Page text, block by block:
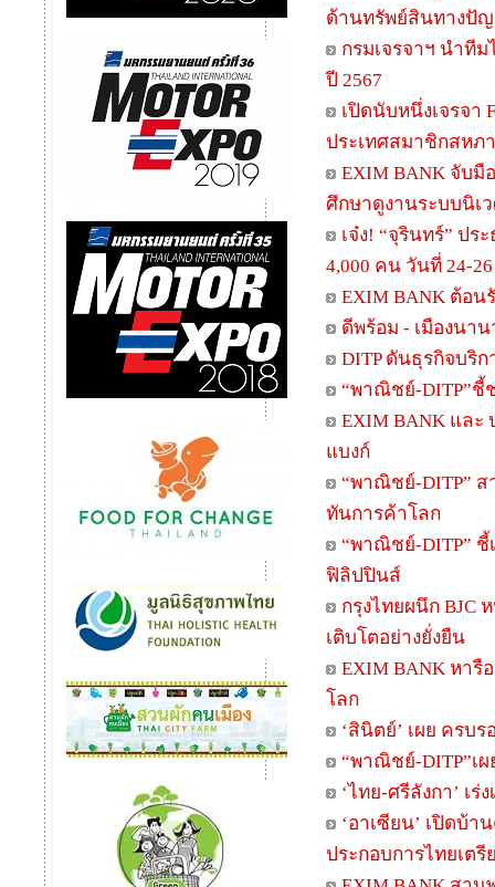
ด้านทรัพย์สินทางปั
กรมเจรจาฯ นำทีม
ปี 2567
เปิดนับหนึ่งเจรจา
ประเทศสมาชิกสหภ
EXIM BANK จับมื
ศึกษาดูงานระบบนิเ
เจ๋ง! “จุรินทร์” ป
4,000 คน วันที่ 24-
EXIM BANK ต้อน
ดีพร้อม - เมืองนา
DITP ดันธุรกิจบริก
“พาณิชย์-DITP”ชี้
EXIM BANK และ
แบงก์
“พาณิชย์-DITP” ส
ทันการค้าโลก
“พาณิชย์-DITP” ชี้
ฟิลิปปินส์
กรุงไทยผนึก BJC
เติบโตอย่างยั่งยืน
EXIM BANK หารื
โลก
‘สินิตย์’ เผย ครบ
“พาณิชย์-DITP”เ
‘ไทย-ศรีลังกา’ เร่
‘อาเซียน’ เปิดบ้า
ประกอบการไทยเต